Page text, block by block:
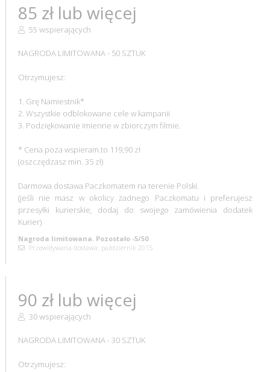
85 zł lub więcej
55 wspierających
NAGRODA LIMITOWANA - 50 SZTUK
Otrzymujesz:
1. Grę Namiestnik*
2. Wszystkie odblokowane cele w kampanii
3. Podziękowanie imienne w zbiorczym filmie.
* Cena poza wspieram.to 119,90 zł
(oszczędzasz min. 35 zł)
Darmowa dostawa Paczkomatem na terenie Polski.
(jeśli nie masz w okolicy żadnego Paczkomatu i preferujesz
przesyłki kurierskie, dodaj do swojego zamówienia dodatek
Kurier)
Nagroda limitowana. Pozostało -5/50
Przewidywana dostawa: październik 2015
90 zł lub więcej
30 wspierających
NAGRODA LIMITOWANA - 30 SZTUK
Otrzymujesz: